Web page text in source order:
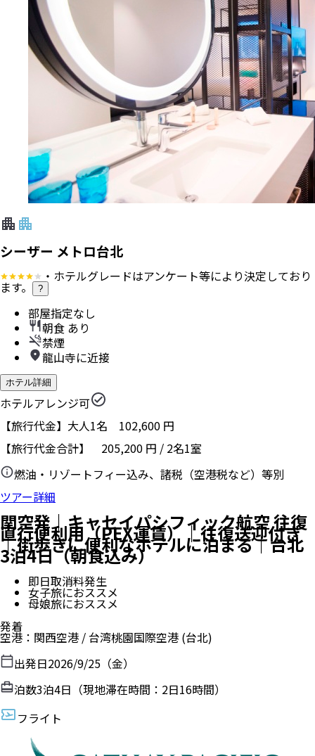
シーザー メトロ台北
・ホテルグレードはアンケート等により決定しており
ます。 ?
部屋指定なし
朝食 あり
禁煙
龍山寺に近接
ホテル詳細
ホテルアレンジ可
【旅行代金】大人1名 102,600 円
【旅行代金合計】 205,200 円 / 2名1室
燃油・リゾートフィー込み、諸税（空港税など）等別
ツアー詳細
関空発｜キャセイパシフィック航空 往復
直行便利用（PEX運賃）｜往復送迎付き
｜街歩きに便利なホテルに泊まる｜台北
3泊4日（朝食込み）
即日取消料発生
女子旅におススメ
母娘旅におススメ
発着
空港 ： 関西空港 /台湾桃園国際空港 (台北)
出発日2026/9/25（金）
泊数3泊4日（現地滞在時間： 2日16時間）
フライト